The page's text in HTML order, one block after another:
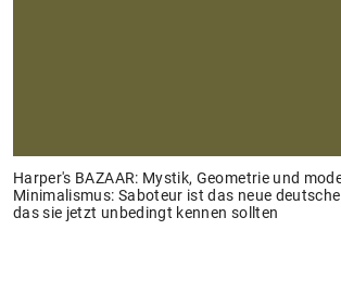
Harper's BAZAAR: Mystik, Geometrie und
Minimalismus: Saboteur ist das neue
das sie jetzt unbedingt kennen sollten